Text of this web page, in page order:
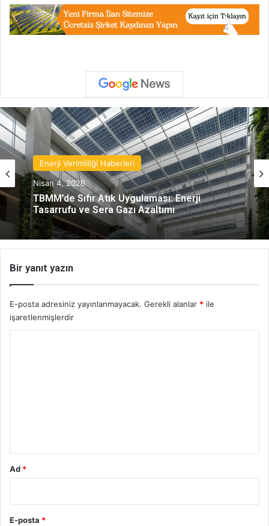
Enerji Verimliliği Haberleri
Nisan 4, 2026
TBMM’de Sıfır Atık Uygulaması: Enerji
Tasarrufu ve Sera Gazı Azaltımı
Bir yanıt yazın
E-posta adresiniz yayınlanmayacak. Gerekli alanlar * ile
işaretlenmişlerdir
Ad *
E-posta *